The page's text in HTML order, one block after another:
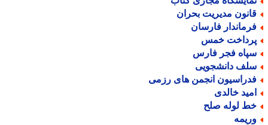
مدیریت بحران
فارسان
خمس
فجر فارس
دانشجویی
انجمن های رزمی
خالدی
لوله صلح